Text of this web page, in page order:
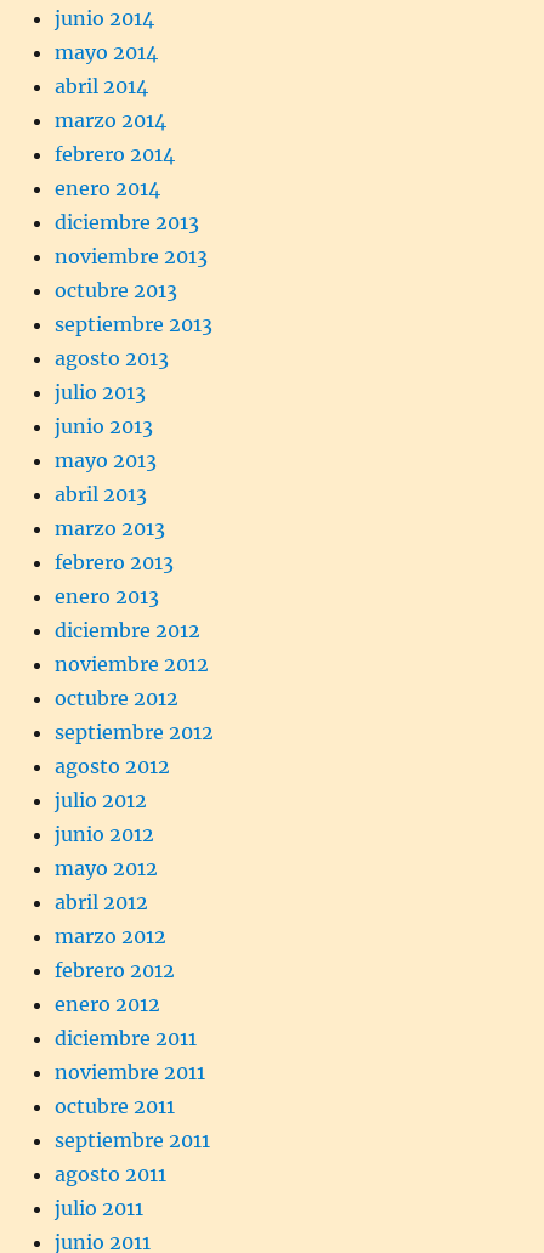
junio 2014
mayo 2014
abril 2014
marzo 2014
febrero 2014
enero 2014
diciembre 2013
noviembre 2013
octubre 2013
septiembre 2013
agosto 2013
julio 2013
junio 2013
mayo 2013
abril 2013
marzo 2013
febrero 2013
enero 2013
diciembre 2012
noviembre 2012
octubre 2012
septiembre 2012
agosto 2012
julio 2012
junio 2012
mayo 2012
abril 2012
marzo 2012
febrero 2012
enero 2012
diciembre 2011
noviembre 2011
octubre 2011
septiembre 2011
agosto 2011
julio 2011
junio 2011